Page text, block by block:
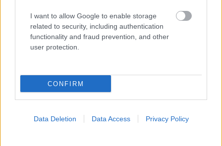
I want to allow Google to enable storage
related to security, including authentication
functionality and fraud prevention, and other
user protection.
CONFIRM
Data Deletion Data Access Privacy Policy
νοσοκομείο θα είναι καινούργιο''- 'Αμεσα μέτρα για